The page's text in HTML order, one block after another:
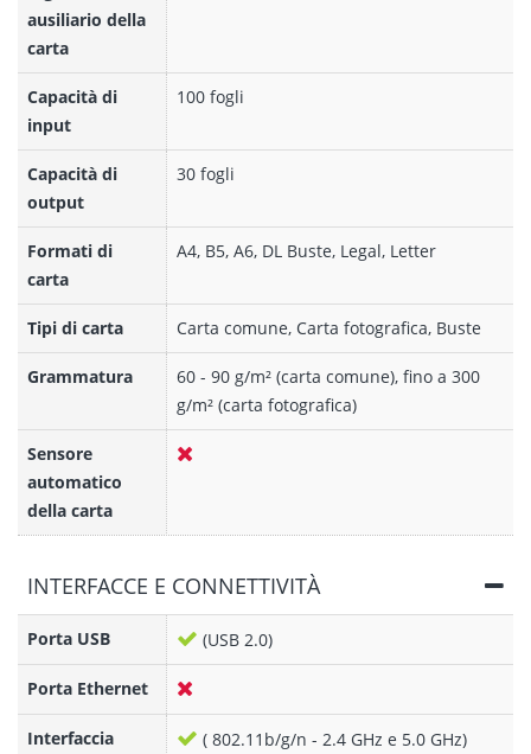
ausiliario della
carta
Capacità di
input
100 fogli
Capacità di
output
30 fogli
Formati di
carta
A4, B5, A6, DL Buste, Legal, Letter
Tipi di carta Carta comune, Carta fotografica, Buste
Grammatura
60 - 90 g/m² (carta comune), fino a 300
g/m² (carta fotografica)
Sensore
automatico
della carta
INTERFACCE E CONNETTIVITÀ
Porta USB (USB 2.0)
Porta Ethernet
Interfaccia
( 802.11b/g/n - 2.4 GHz e 5.0 GHz)